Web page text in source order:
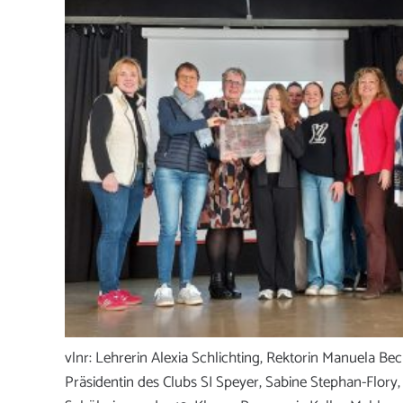
vlnr: Lehrerin Alexia Schlichting, Rektorin Manuela
Präsidentin des Clubs SI Speyer, Sabine Stephan-Flory,